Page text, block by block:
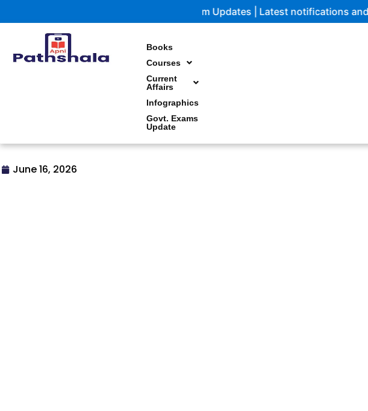
to
Government Exam Updates | Latest notifications and study Materials
Books
Courses
Current
Affairs
Infographics
Govt. Exams
Update
June 16, 2026